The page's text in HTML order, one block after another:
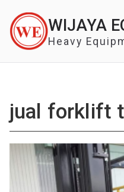
content
WIJAYA
Heavy
jual forklift